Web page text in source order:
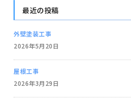
最近の投稿
外壁塗装工事
2026年5月20日
屋根工事
2026年3月29日